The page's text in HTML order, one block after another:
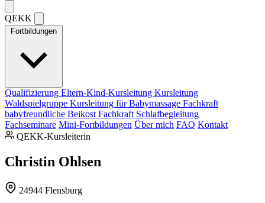
QEKK
Fortbildungen
Qualifizierung Eltern-Kind-Kursleitung Kursleitung
Waldspielgruppe Kursleitung für Babymassage Fachkraft
babyfreundliche Beikost Fachkraft Schlafbegleitung
Fachseminare Mini-Fortbildungen Über mich FAQ Kontakt
QEKK-Kursleiterin
Christin Ohlsen
24944 Flensburg